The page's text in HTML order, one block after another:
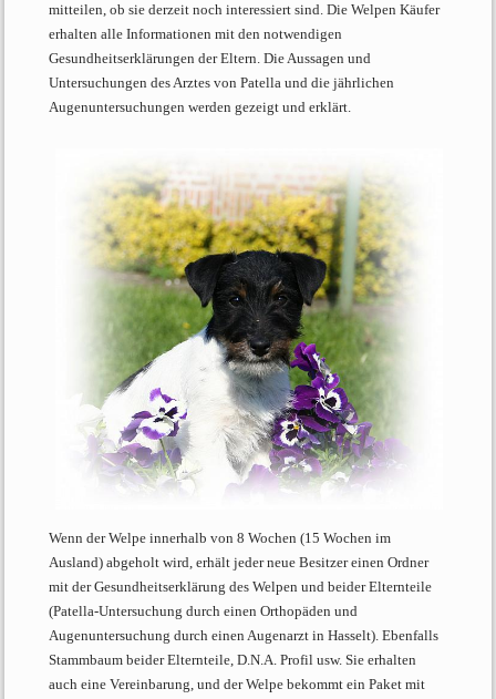
mitteilen, ob sie derzeit noch interessiert sind. Die Welpen Käufer
erhalten alle Informationen mit den notwendigen
Gesundheitserklärungen der Eltern. Die Aussagen und
Untersuchungen des Arztes von Patella und die jährlichen
Augenuntersuchungen werden gezeigt und erklärt.
Wenn der Welpe innerhalb von 8 Wochen (15 Wochen im
Ausland) abgeholt wird, erhält jeder neue Besitzer einen Ordner
mit der Gesundheitserklärung des Welpen und beider Elternteile
(Patella-Untersuchung durch einen Orthopäden und
Augenuntersuchung durch einen Augenarzt in Hasselt). Ebenfalls
Stammbaum beider Elternteile, D.N.A. Profil usw. Sie erhalten
auch eine Vereinbarung, und der Welpe bekommt ein Paket mit